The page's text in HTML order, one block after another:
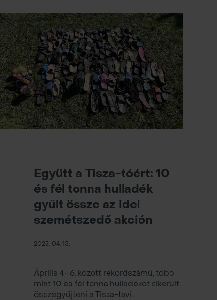
környékéről!
Együtt a Tisza-tóért: 10
és fél tonna hulladék
gyűlt össze az idei
szemétszedő akción
2025. 04. 15.
Április 4–6. között rekordszámú, több
mint 10 és fél tonna hulladékot sikerült
összegyűjteni a Tisza-tavi